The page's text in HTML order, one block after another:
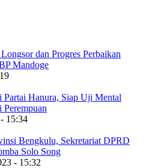
dan Progres Perbaikan
Mandoge
Hanura, Siap Uji Mental
15:34
Bengkulu, Sekretariat DPRD
Solo Song
- 15:32